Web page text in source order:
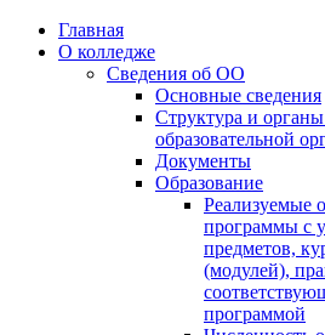
Главная
О колледже
Сведения об ОО
Основные сведения
Структура и
образовательной
Документы
Образование
Реализуемые
программы с
предметов,
(модулей),
программой